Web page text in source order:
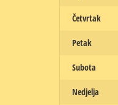
Četvrtak
Petak
Subota
Nedjelja